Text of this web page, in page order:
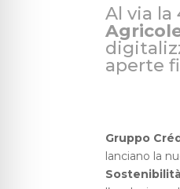
Al via la
aperte
Gruppo
lanciano la